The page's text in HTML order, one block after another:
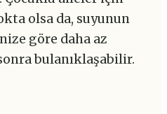
olsa da, suyunun
göre daha az
bulanıklaşabilir.